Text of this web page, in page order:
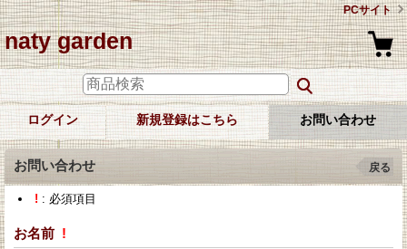
PCサイト
naty garden
ログイン 新規登録はこちら お問い合わせ
お問い合わせ 戻る
! : 必須項目
お名前 !